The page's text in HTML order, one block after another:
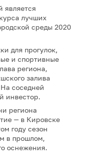
является
лучших
среды 2020
для прогулок,
и спортивные
региона,
залива
соседней
инвестор.
региона
— в Кировске
году сезон
в прошлом,
оснежения.